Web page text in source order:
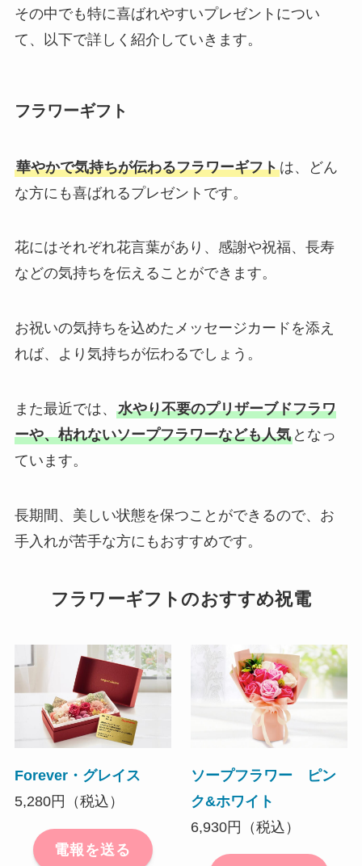
その中でも特に喜ばれやすいプレゼントについ
て、以下で詳しく紹介していきます。
フラワーギフト
華やかで気持ちが伝わるフラワーギフトは、どん
な方にも喜ばれるプレゼントです。
花にはそれぞれ花言葉があり、感謝や祝福、長寿
などの気持ちを伝えることができます。
お祝いの気持ちを込めたメッセージカードを添え
れば、より気持ちが伝わるでしょう。
また最近では、 水やり不要のプリザーブドフラワ
ーや、枯れないソープフラワーなども人気となっ
ています。
長期間、美しい状態を保つことができるので、お
手入れが苦手な方にもおすすめです。
フラワーギフトのおすすめ祝電
Forever・グレイス
5,280円（税込）
電報を送る
ソープフラワー ピン
ク&ホワイト
6,930円（税込）